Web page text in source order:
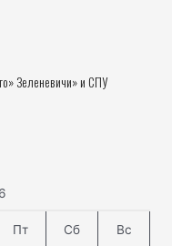
Зеленевичи» и СПУ
Пт Сб Вс